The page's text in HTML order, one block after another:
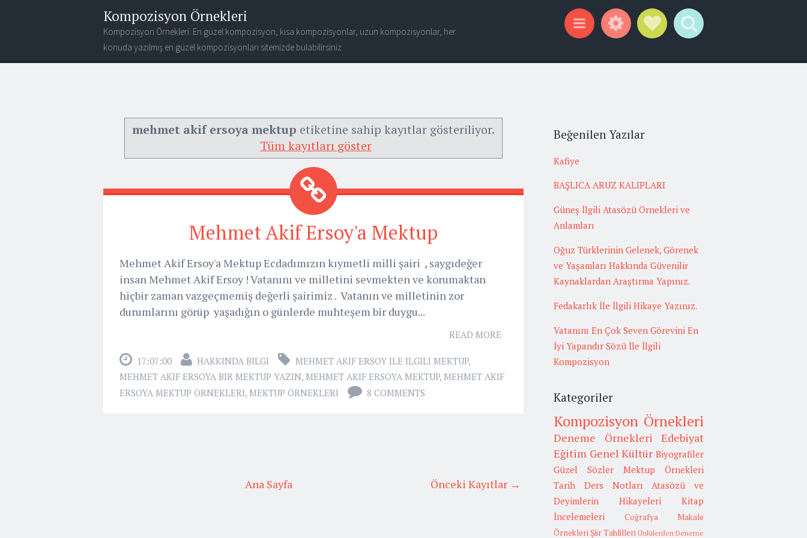
Kompozisyon Örnekleri
Kompozisyon Örnekleri. En güzel kompozisyon, kısa kompozisyonlar, uzun kompozisyonlar, her
konuda yazılmış en güzel kompozisyonları sitemizde bulabilirsiniz.
mehmet akif ersoya mektup etiketine sahip kayıtlar gösteriliyor.
Tüm kayıtları göster
Mehmet Akif Ersoy'a Mektup
Mehmet Akif Ersoy'a Mektup Ecdadımızın kıymetli milli şairi , saygıdeğer
insan Mehmet Akif Ersoy ! Vatanını ve milletini sevmekten ve korumaktan
hiçbir zaman vazgeçmemiş değerli şairimiz . Vatanın ve milletinin zor
durumlarını görüp yaşadığın o günlerde muhteşem bir duygu...
READ MORE
17:07:00 HAKKINDA BILGI MEHMET AKIF ERSOY ILE ILGILI MEKTUP,
MEHMET AKIF ERSOYA BIR MEKTUP YAZIN, MEHMET AKIF ERSOYA MEKTUP, MEHMET AKIF
ERSOYA MEKTUP ÖRNEKLERI, MEKTUP ÖRNEKLERI 8 COMMENTS
Önceki Kayıtlar →
Ana Sayfa
Beğenilen Yazılar
Kafiye
BAŞLICA ARUZ KALIPLARI
Güneş İlgili Atasözü Örnekleri ve
Anlamları
Oğuz Türklerinin Gelenek, Görenek
ve Yaşamları Hakkında Güvenilir
Kaynaklardan Araştırma Yapınız.
Fedakarlık İle İlgili Hikaye Yazınız.
Vatanını En Çok Seven Görevini En
İyi Yapandır Sözü İle İlgili
Kompozisyon
Kategoriler
Kompozisyon Örnekleri
Deneme Örnekleri
Edebiyat
Eğitim Genel Kültür Biyografiler
Güzel Sözler
Mektup Örnekleri
Tarih
Ders Notları
Atasözü ve
Deyimlerin Hikayeleri
Kitap
İncelemeleri
Coğrafya
Makale
Örnekleri Şiir Tahlilleri Ünlülerden Deneme